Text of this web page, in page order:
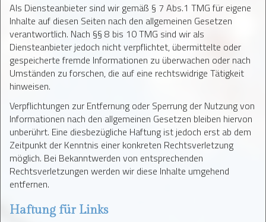
Als Diensteanbieter sind wir gemäß § 7 Abs.1 TMG für eigene
Inhalte auf diesen Seiten nach den allgemeinen Gesetzen
verantwortlich. Nach §§ 8 bis 10 TMG sind wir als
Diensteanbieter jedoch nicht verpflichtet, übermittelte oder
gespeicherte fremde Informationen zu überwachen oder nach
Umständen zu forschen, die auf eine rechtswidrige Tätigkeit
hinweisen.
Verpflichtungen zur Entfernung oder Sperrung der Nutzung von
Informationen nach den allgemeinen Gesetzen bleiben hiervon
unberührt. Eine diesbezügliche Haftung ist jedoch erst ab dem
Zeitpunkt der Kenntnis einer konkreten Rechtsverletzung
möglich. Bei Bekanntwerden von entsprechenden
Rechtsverletzungen werden wir diese Inhalte umgehend
entfernen.
Haftung für Links